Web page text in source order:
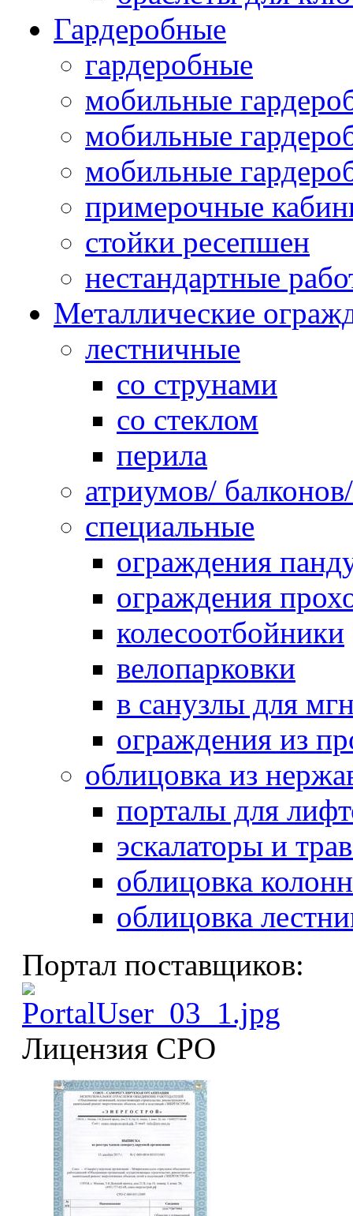
Гардеробные
гардеробные
мобильные
мобильные
мобильные
примерочные
стойки ресепшен
нестандартные
Металлические
лестничные
со струнами
со стеклом
перила
атриумов/
специальные
ограждения
ограждения
колесоотбойники
велопарковки
в санузлы для
ограждения из
облицовка из
порталы для
эскалаторы и
облицовка колонн
облицовка
Портал поставщиков:
Лицензия СРО